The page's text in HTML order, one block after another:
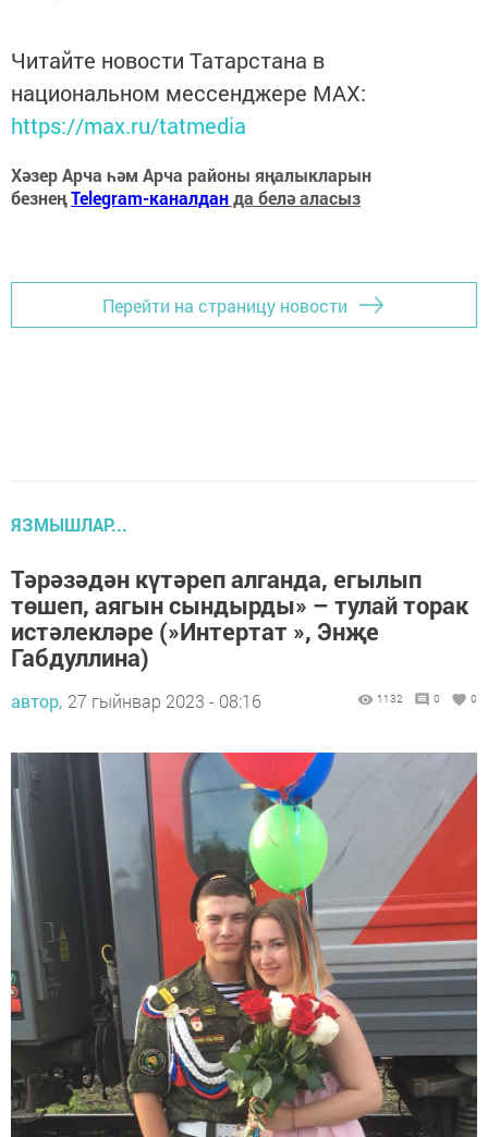
Читайте новости Татарстана в
национальном мессенджере MАХ:
https://max.ru/tatmedia
Хәзер Арча һәм Арча районы яңалыкларын
безнеңTelegram-каналданда белә аласыз
Перейти на страницу новости
ЯЗМЫШЛАР...
Тәрәзәдән күтәреп алганда, егылып
төшеп, аягын сындырды» – тулай торак
истәлекләре (»Интертат », Энҗе
Габдуллина)
автор, 27 гыйнвар 2023 - 08:16 1132 0 0